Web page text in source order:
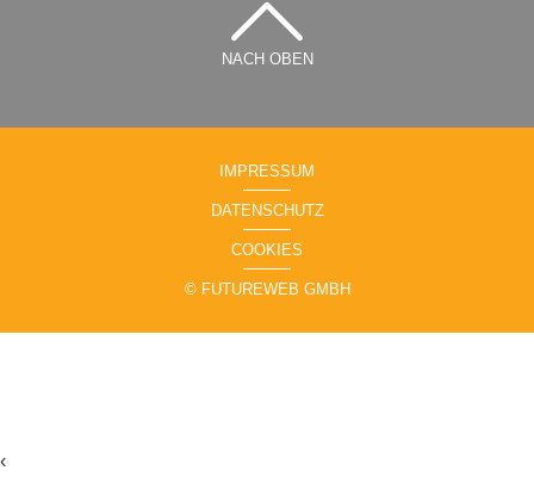
NACH OBEN
IMPRESSUM
DATENSCHUTZ
COOKIES
© FUTUREWEB GMBH
‹